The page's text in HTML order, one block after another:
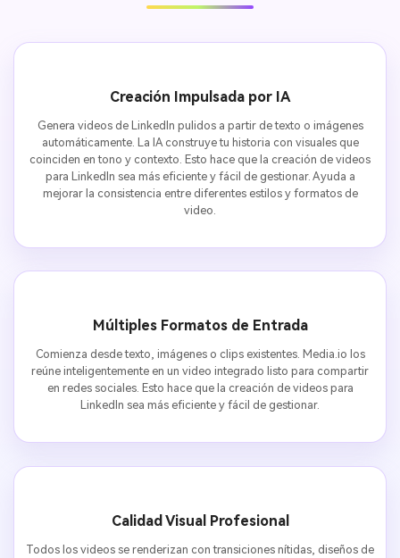
Creación Impulsada por IA
Genera videos de LinkedIn pulidos a partir de texto o imágenes
automáticamente. La IA construye tu historia con visuales que
coinciden en tono y contexto. Esto hace que la creación de videos
para LinkedIn sea más eficiente y fácil de gestionar. Ayuda a
mejorar la consistencia entre diferentes estilos y formatos de
video.
Múltiples Formatos de Entrada
Comienza desde texto, imágenes o clips existentes. Media.io los
reúne inteligentemente en un video integrado listo para compartir
en redes sociales. Esto hace que la creación de videos para
LinkedIn sea más eficiente y fácil de gestionar.
Calidad Visual Profesional
Todos los videos se renderizan con transiciones nítidas, diseños de